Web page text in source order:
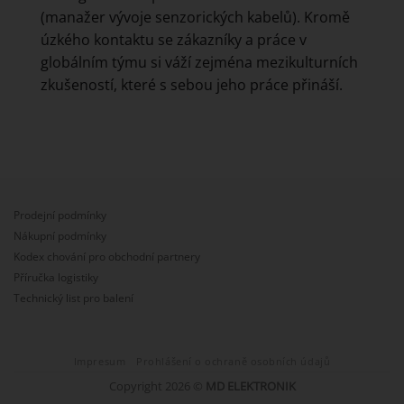
(manažer vývoje senzorických kabelů). Kromě
úzkého kontaktu se zákazníky a práce v
globálním týmu si váží zejména mezikulturních
zkušeností, které s sebou jeho práce přináší.
Prodejní podmínky
Nákupní podmínky
Kodex chování pro obchodní partnery
Příručka logistiky
Technický list pro balení
Copyright 2026 © MD ELEKTRONIK